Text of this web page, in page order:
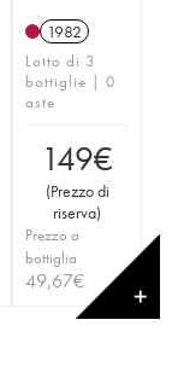
1982
Lotto di 3
bottiglie | 0
aste
149€
(Prezzo di
riserva)
Prezzo a
bottiglia
49,67€
✕